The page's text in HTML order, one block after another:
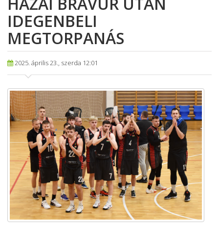
IDEGENBELI
MEGTORPANÁS
2025. április 23., szerda 12:01